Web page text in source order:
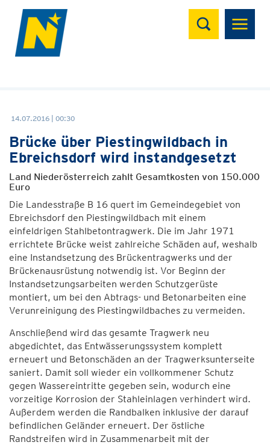
Suchen
14.07.2016 | 00:30
Brücke über Piestingwildbach in
Ebreichsdorf wird instandgesetzt
Land Niederösterreich zahlt Gesamtkosten von 150.000
Euro
Die Landesstraße B 16 quert im Gemeindegebiet von
Ebreichsdorf den Piestingwildbach mit einem
einfeldrigen Stahlbetontragwerk. Die im Jahr 1971
errichtete Brücke weist zahlreiche Schäden auf, weshalb
eine Instandsetzung des Brückentragwerks und der
Brückenausrüstung notwendig ist. Vor Beginn der
Instandsetzungsarbeiten werden Schutzgerüste
montiert, um bei den Abtrags- und Betonarbeiten eine
Verunreinigung des Piestingwildbaches zu vermeiden.
Anschließend wird das gesamte Tragwerk neu
abgedichtet, das Entwässerungssystem komplett
erneuert und Betonschäden an der Tragwerksunterseite
saniert. Damit soll wieder ein vollkommener Schutz
gegen Wassereintritte gegeben sein, wodurch eine
vorzeitige Korrosion der Stahleinlagen verhindert wird.
Außerdem werden die Randbalken inklusive der darauf
befindlichen Geländer erneuert. Der östliche
Randstreifen wird in Zusammenarbeit mit der